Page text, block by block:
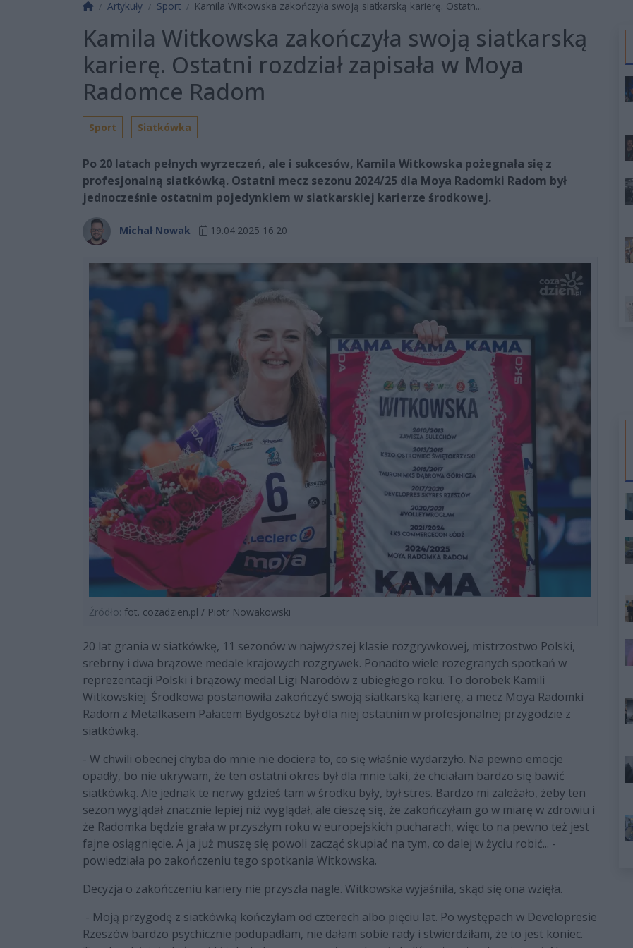
Strona główna
Artykuły Sport Kamila Witkowska zakończyła swoją siatkarską karierę. Ostatn...
Kamila Witkowska zakończyła swoją siatkarską
karierę. Ostatni rozdział zapisała w Moya
Radomce Radom
Sport Siatkówka
Po 20 latach pełnych wyrzeczeń, ale i sukcesów, Kamila Witkowska pożegnała się z
profesjonalną siatkówką. Ostatni mecz sezonu 2024/25 dla Moya Radomki Radom był
jednocześnie ostatnim pojedynkiem w siatkarskiej karierze środkowej.
Michał Nowak 19.04.2025 16:20
Źródło: fot. cozadzien.pl / Piotr Nowakowski
20 lat grania w siatkówkę, 11 sezonów w najwyższej klasie rozgrywkowej, mistrzostwo Polski,
srebrny i dwa brązowe medale krajowych rozgrywek. Ponadto wiele rozegranych spotkań w
reprezentacji Polski i brązowy medal Ligi Narodów z ubiegłego roku. To dorobek Kamili
Witkowskiej. Środkowa postanowiła zakończyć swoją siatkarską karierę, a mecz Moya Radomki
Radom z Metalkasem Pałacem Bydgoszcz był dla niej ostatnim w profesjonalnej przygodzie z
siatkówką.
- W chwili obecnej chyba do mnie nie dociera to, co się właśnie wydarzyło. Na pewno emocje
opadły, bo nie ukrywam, że ten ostatni okres był dla mnie taki, że chciałam bardzo się bawić
siatkówką. Ale jednak te nerwy gdzieś tam w środku były, był stres. Bardzo mi zależało, żeby ten
sezon wyglądał znacznie lepiej niż wyglądał, ale cieszę się, że zakończyłam go w miarę w zdrowiu i
że Radomka będzie grała w przyszłym roku w europejskich pucharach, więc to na pewno też jest
fajne osiągnięcie. A ja już muszę się powoli zacząć skupiać na tym, co dalej w życiu robić... -
powiedziała po zakończeniu tego spotkania Witkowska.
Decyzja o zakończeniu kariery nie przyszła nagle. Witkowska wyjaśniła, skąd się ona wzięła.
- Moją przygodę z siatkówką kończyłam od czterech albo pięciu lat. Po występach w Developresie
Rzeszów bardzo psychicznie podupadłam, nie dałam sobie rady i stwierdziłam, że to jest koniec.